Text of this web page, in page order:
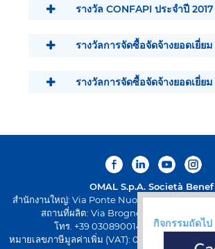
รางวัล CONFAPI ประจำปี 2017
รางวัลการจัดซื้อจัดจ้างยอดเยี่ยม
รางวัลการจัดซื้อจัดจ้างยอดเยี่ยม
OMAL S.p.A. Società
สำนักงานใหญ่: Via Ponte Nuovo 11, Rodengo
สถานที่ผลิต: Via Brognolo 12, Passirano
โทร. +39 0308900145 โทรสาร +39
หมายเลขภาษีมูลค่าเพิ่ม (VAT): 00645720988 - รหั
กิจกรรมถัดไป